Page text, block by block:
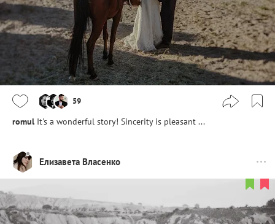
59
romul It's a wonderful story! Sincerity is pleasant ...
Елизавета Власенко